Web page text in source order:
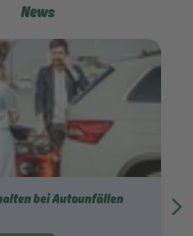
News
bei Autounfällen